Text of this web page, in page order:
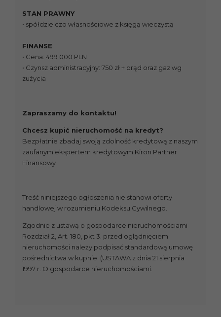
STAN PRAWNY
• spółdzielczo własnościowe z księgą wieczystą
FINANSE
• Cena: 499 000 PLN
• Czynsz administracyjny: 750 zł + prąd oraz gaz wg
zużycia
Zapraszamy do kontaktu!
Chcesz kupić nieruchomość na kredyt?
Bezpłatnie zbadaj swoją zdolność kredytową z naszym
zaufanym ekspertem kredytowym Kiron Partner
Finansowy
Treść niniejszego ogłoszenia nie stanowi oferty
handlowej w rozumieniu Kodeksu Cywilnego.
Zgodnie z ustawą o gospodarce nieruchomościami
Rozdział 2, Art. 180, pkt 3. przed oglądnięciem
nieruchomości należy podpisać standardową umowę
pośrednictwa w kupnie. (USTAWA z dnia 21 sierpnia
1997 r. O gospodarce nieruchomościami.